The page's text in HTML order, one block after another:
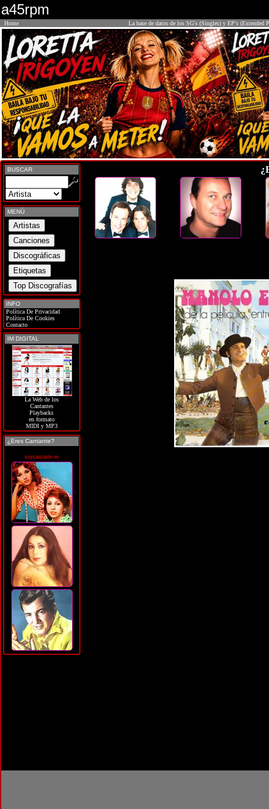
a45rpm
Home La base de datos de los SG's (Singles) y EP's (Extended
BUSCAR
MENÚ
INFO
Política De Privacidad
Política De Cookies
Contacto
IM DIGITAL
La Web de los
Cantantes
Playbacks
en formato
MIDI y MP3
¿Eres Cantante?
soycantante.es